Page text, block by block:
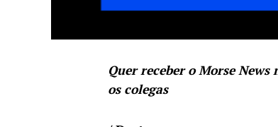
Quer receber o Morse News
os colegas